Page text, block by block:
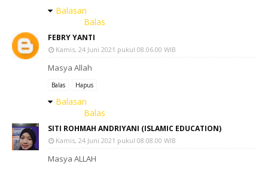
Balasan
Balas
FEBRY YANTI
Kamis, 24 Juni 2021 pukul 08.06.00 WIB
Masya Allah
Balas Hapus
Balasan
Balas
SITI ROHMAH ANDRIYANI (ISLAMIC EDUCATION)
Kamis, 24 Juni 2021 pukul 08.08.00 WIB
Masya ALLAH